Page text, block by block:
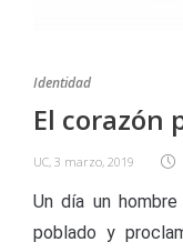
Identidad
El corazón
UC, 3 marzo, 2019
Un día un
poblado y